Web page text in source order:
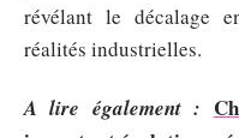
révélant le décalage
réalités industrielles.
A lire également :